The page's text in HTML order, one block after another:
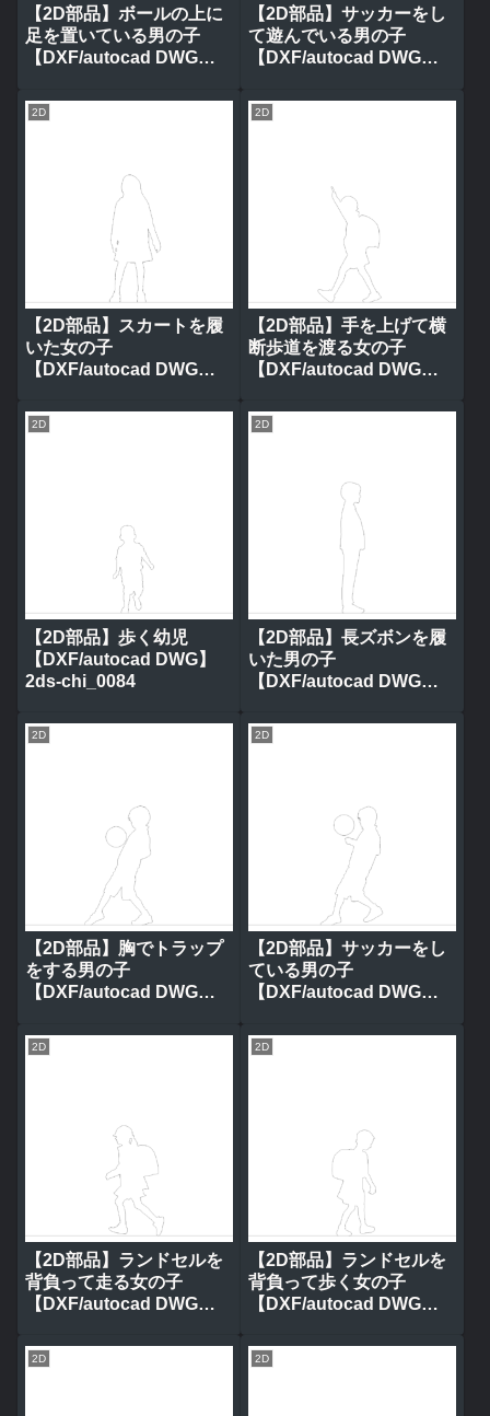
【2D部品】ボールの上に
足を置いている男の子
【DXF/autocad DWG】
【2D部品】サッカーをし
て遊んでいる男の子
【DXF/autocad DWG】
2D
【2D部品】スカートを履
いた女の子
【DXF/autocad DWG】
2D
【2D部品】手を上げて横
断歩道を渡る女の子
【DXF/autocad DWG】
2D
【2D部品】歩く幼児
【DXF/autocad DWG】
2ds-chi_0084
2D
【2D部品】長ズボンを履
いた男の子
【DXF/autocad DWG】
2D
【2D部品】胸でトラップ
をする男の子
【DXF/autocad DWG】
2D
【2D部品】サッカーをし
ている男の子
【DXF/autocad DWG】
2D
【2D部品】ランドセルを
背負って走る女の子
【DXF/autocad DWG】
2D
【2D部品】ランドセルを
背負って歩く女の子
【DXF/autocad DWG】
2D 2D